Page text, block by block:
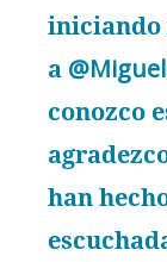
iniciando
a
conozco
han